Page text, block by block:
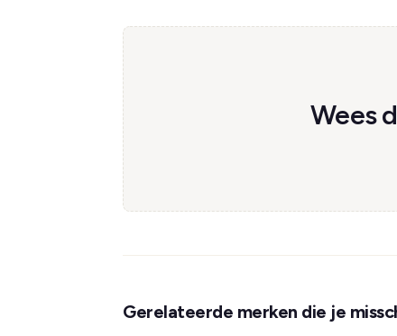
Wees
Gerelateerde merken die je